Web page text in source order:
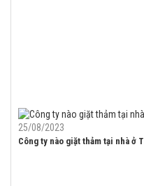
25/08/2023
Công ty nào giặt thảm tại nhà ở